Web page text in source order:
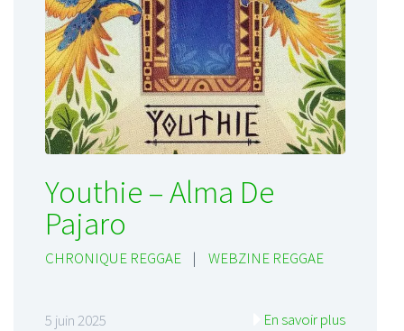
Youthie – Alma De
Pajaro
CHRONIQUE REGGAE | WEBZINE REGGAE
5 juin 2025 En savoir plus